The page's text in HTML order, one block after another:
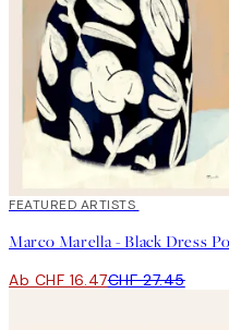
40%*
FEATURED ARTISTS
Ab CHF 16.47CHF 27.45